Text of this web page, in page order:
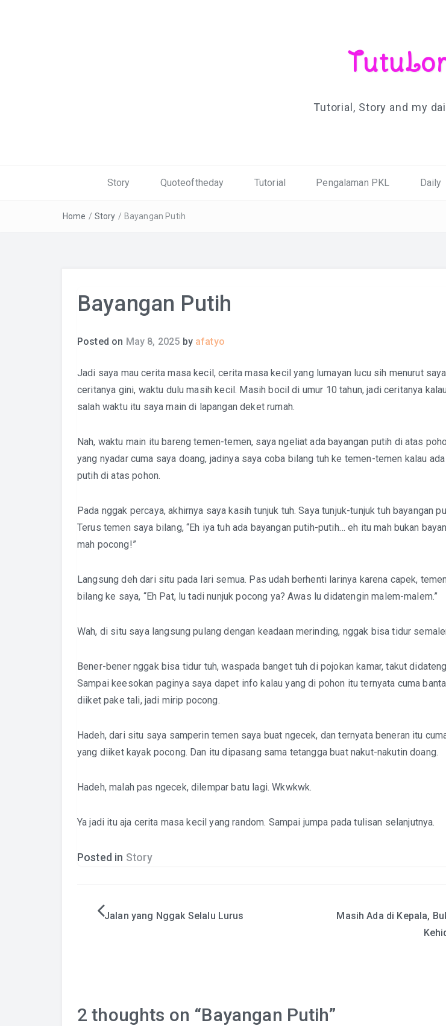
Tutorial, Story and my
Story Quoteoftheday Tutorial Pengalaman PKL Daily
Home / Story / Bayangan Putih
Bayangan Putih
Posted on May 8, 2025 by afatyo
Jadi saya mau cerita masa kecil, cerita masa kecil yang lumayan lucu sih menurut
ceritanya gini, waktu dulu masih kecil. Masih bocil di umur 10 tahun, jadi ceritanya
salah waktu itu saya main di lapangan deket rumah.
Nah, waktu main itu bareng temen-temen, saya ngeliat ada bayangan putih di atas
yang nyadar cuma saya doang, jadinya saya coba bilang tuh ke temen-temen kalau ada
putih di atas pohon.
Pada nggak percaya, akhirnya saya kasih tunjuk tuh. Saya tunjuk-tunjuk tuh bayangan
Terus temen saya bilang, “Eh iya tuh ada bayangan putih-putih… eh itu mah bukan
mah pocong!”
Langsung deh dari situ pada lari semua. Pas udah berhenti larinya karena capek,
bilang ke saya, “Eh Pat, lu tadi nunjuk pocong ya? Awas lu didatengin malem-malem.”
Wah, di situ saya langsung pulang dengan keadaan merinding, nggak bisa tidur
Bener-bener nggak bisa tidur tuh, waspada banget tuh di pojokan kamar, takut
Sampai keesokan paginya saya dapet info kalau yang di pohon itu ternyata cuma
diiket pake tali, jadi mirip pocong.
Hadeh, dari situ saya samperin temen saya buat ngecek, dan ternyata beneran itu
yang diiket kayak pocong. Dan itu dipasang sama tetangga buat nakut-nakutin doang.
Hadeh, malah pas ngecek, dilempar batu lagi. Wkwkwk.
Ya jadi itu aja cerita masa kecil yang random. Sampai jumpa pada tulisan selanjutnya.
Posted in Story
PostJalan yang Nggak Selalu Lurus
Masih Ada di Kepala,
2 thoughts on “Bayangan Putih”